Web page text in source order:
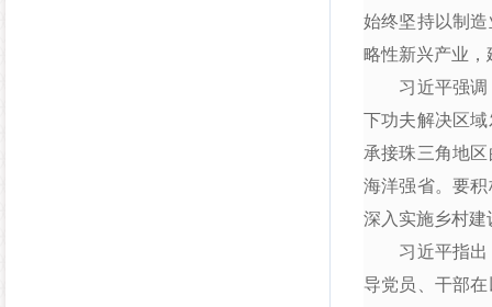
始终坚持以制
略性新兴产业
习近平强调，
下功夫解决区
承接珠三角地
海洋强省。要
深入实施乡村
习近平指出，
导党员、干部